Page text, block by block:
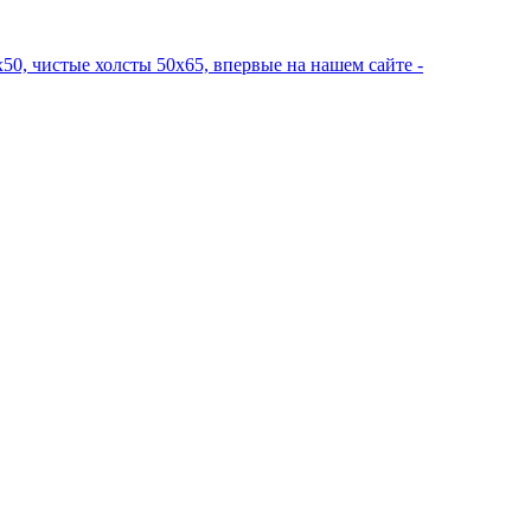
чистые холсты 50х65, впервые на нашем сайте -